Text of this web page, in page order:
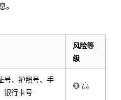
。
风险等
级
号、护照号、手
银行卡号
🔴 高